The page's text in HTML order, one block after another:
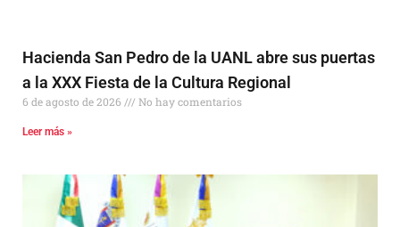
Hacienda San Pedro de la UANL abre sus puertas
a la XXX Fiesta de la Cultura Regional
6 de agosto de 2026 No hay comentarios
Leer más »